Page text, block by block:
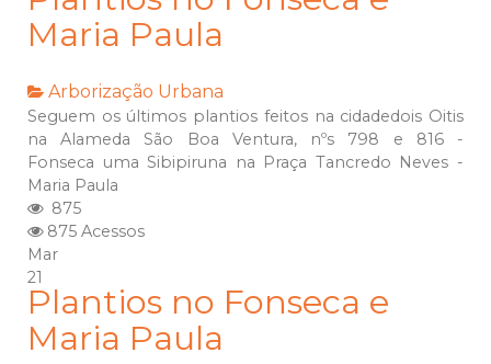
Maria Paula
Arborização Urbana
Seguem os últimos plantios feitos na cidadedois Oitis
na Alameda São Boa Ventura, nºs 798 e 816 -
Fonseca uma Sibipiruna na Praça Tancredo Neves -
Maria Paula
875
875 Acessos
Mar
21
Plantios no Fonseca e
Maria Paula